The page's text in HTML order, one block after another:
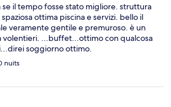
il tempo fosse stato migliore. struttura
ottima piscina e servizi. bello il
veramente gentile e premuroso. è un
volentieri. ...buffet...ottimo con qualcosa
soggiorno ottimo.
nuits